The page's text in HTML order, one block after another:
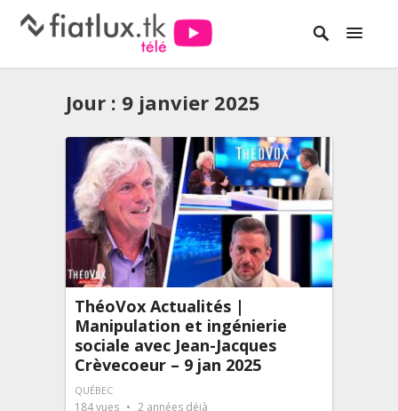
Jour : 9 janvier 2025
ThéoVox Actualités |
Manipulation et ingénierie
sociale avec Jean-Jacques
Crèvecoeur – 9 jan 2025
QUÉBEC
184vues 2 années déjà